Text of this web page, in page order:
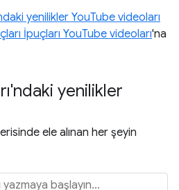
yenilikler YouTube videoları
İpuçları YouTube videoları'na
yenilikler
ele alınan her şeyin